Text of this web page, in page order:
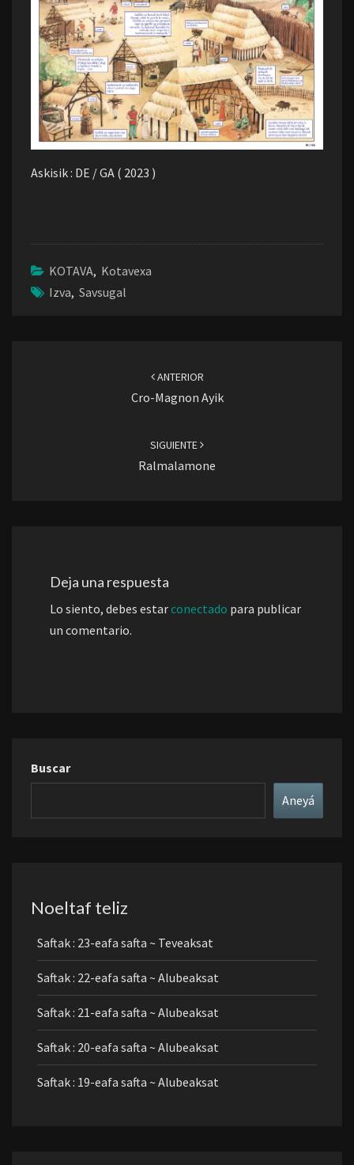
Askisik : DE / GA ( 2023 )
KOTAVA, Kotavexa
Izva, Savsugal
ANTERIOR
Cro-Magnon Ayik
SIGUIENTE
Ralmalamone
Deja una respuesta
Lo siento, debes estarconectado para publicar
un comentario.
Buscar
Aneyá
Noeltaf teliz
Saftak : 23-eafa safta ~ Teveaksat
Saftak : 22-eafa safta ~ Alubeaksat
Saftak : 21-eafa safta ~ Alubeaksat
Saftak : 20-eafa safta ~ Alubeaksat
Saftak : 19-eafa safta ~ Alubeaksat